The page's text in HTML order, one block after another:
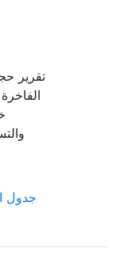
تقرير
جدول